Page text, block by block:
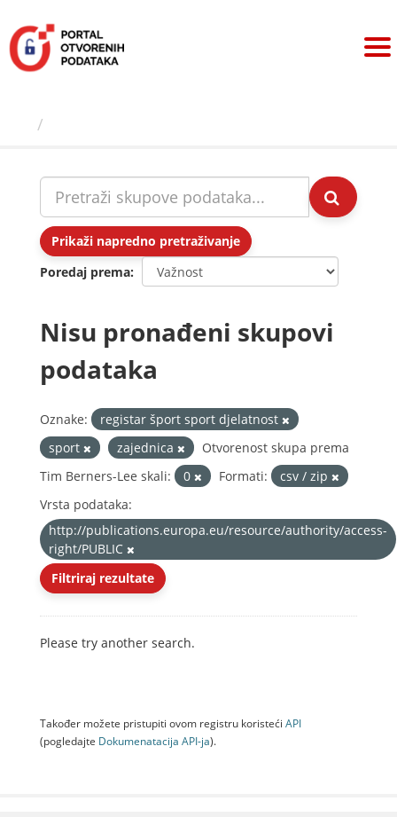
sadržaj
Prikaži napredno pretraživanje
Poredaj prema
Nisu pronađeni skupovi
podataka
Oznake:
registar šport sport djelatnost
sport
zajednica
Otvorenost skupa prema
Tim Berners-Lee skali:
0 Formati:
csv / zip
Vrsta podataka:
http://publications.europa.eu/resource/authority/access-
right/PUBLIC
Filtriraj rezultate
Please try another search.
Također možete pristupiti ovom registru koristeći API
(pogledajte Dokumenаtаcijа API-jа).